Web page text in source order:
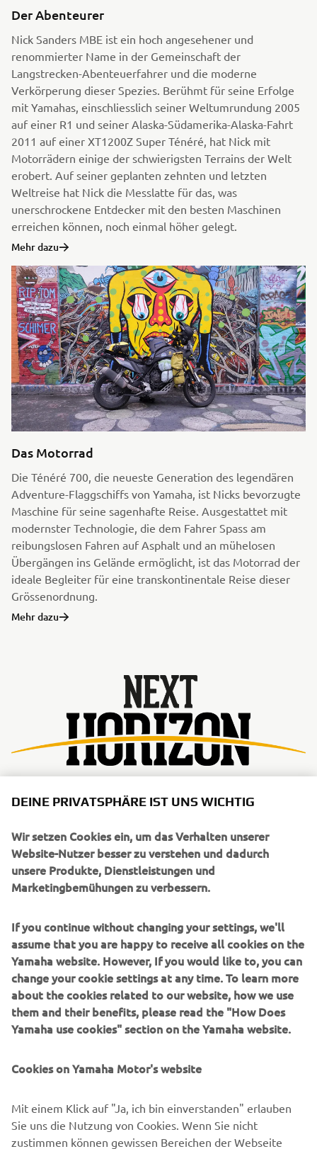
Der Abenteurer
Nick Sanders MBE ist ein hoch angesehener und
renommierter Name in der Gemeinschaft der
Langstrecken-Abenteuerfahrer und die moderne
Verkörperung dieser Spezies. Berühmt für seine Erfolge
mit Yamahas, einschliesslich seiner Weltumrundung 2005
auf einer R1 und seiner Alaska-Südamerika-Alaska-Fahrt
2011 auf einer XT1200Z Super Ténéré, hat Nick mit
Motorrädern einige der schwierigsten Terrains der Welt
erobert. Auf seiner geplanten zehnten und letzten
Weltreise hat Nick die Messlatte für das, was
unerschrockene Entdecker mit den besten Maschinen
erreichen können, noch einmal höher gelegt.
Mehr dazu
Das Motorrad
Die Ténéré 700, die neueste Generation des legendären
Adventure-Flaggschiffs von Yamaha, ist Nicks bevorzugte
Maschine für seine sagenhafte Reise. Ausgestattet mit
modernster Technologie, die dem Fahrer Spass am
reibungslosen Fahren auf Asphalt und an mühelosen
Übergängen ins Gelände ermöglicht, ist das Motorrad der
ideale Begleiter für eine transkontinentale Reise dieser
Grössenordnung.
Mehr dazu
UNTERNEHMEN
B2B
MEHR YAMAHA
SUPPORT
NEWSLETTER
Sonderveranstaltungen, Neuerscheinungen und vielem mehr.
ABONNIEREN
DEINE PRIVATSPHÄRE IST UNS WICHTIG
Wir setzen Cookies ein, um das Verhalten unserer
Website-Nutzer besser zu verstehen und dadurch
unsere Produkte, Dienstleistungen und
Marketingbemühungen zu verbessern.
If you continue without changing your settings, we'll
assume that you are happy to receive all cookies on the
Yamaha website. However, If you would like to, you can
change your cookie settings at any time. To learn more
about the cookies related to our website, how we use
them and their benefits, please read the "How Does
Yamaha use cookies" section on the Yamaha website.
Cookies on Yamaha Motor's website
Mit einem Klick auf "Ja, ich bin einverstanden" erlauben
Sie uns die Nutzung von Cookies. Wenn Sie nicht
zustimmen können gewissen Bereichen der Webseite